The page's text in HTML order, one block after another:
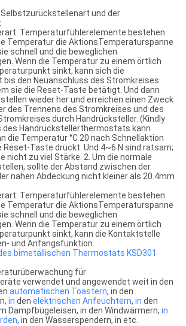
und der
Temperaturfühlerelemente bestehen
Temperatur die AktionsTemperaturspanne
schnell und die beweglichen
Wenn die Temperatur zu einem örtlich
sinkt, kann sich die
bis den Neuanschluss des Stromkreises
sie die Reset-Taste betätigt. Und dann
wieder her und erreichen einen Zweck
des Trennens des Stromkreises und des
durch Handrücksteller. (Kindly
des Handrückstellerthermostats kann
die Temperatur °C 20 nach Schnellaktion
Reset-Taste drückt. Und 4~6 N sind ratsam;
nicht zu viel Stärke. 2. Um die normale
sollte der Abstand zwischen der
nahen Abdeckung nicht kleiner als 20.4mm
Temperaturfühlerelemente bestehen
Temperatur die AktionsTemperaturspanne
schnell und die beweglichen
Wenn die Temperatur zu einem örtlich
sinkt, kann die Kontaktstelle
und Anfangsfunktion.
bimetallischen Thermostats KSD301
für
verwendet und angewendet weit in den
automatischen Toastern, in den
in den elektrischen Anfeuchtern, in den
Dampfbügeleisen, in den Windwärmern, in
, in den Wasserspendern, in etc.